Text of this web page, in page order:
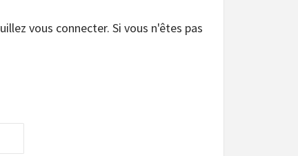
vous connecter. Si vous n'êtes pas